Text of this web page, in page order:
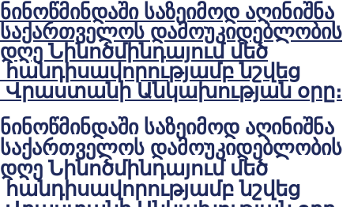
ნინოწმინდაში საზეიმოდ აღინიშნა
საქართველოს დამოუკიდებლობის
დღე Նինոծմինդայում մեծ
հանդիսավորությամբ նշվեց
Վրաստանի Անկախության օրը։
ნინოწმინდაში საზეიმოდ აღინიშნა
საქართველოს დამოუკიდებლობის
დღე Նինոծմինդայում մեծ
հանդիսավորությամբ նշվեց